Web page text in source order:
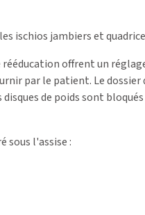
ischios jambiers et
offrent un
par le patient. Le dossier
de poids sont
sous l'assise :